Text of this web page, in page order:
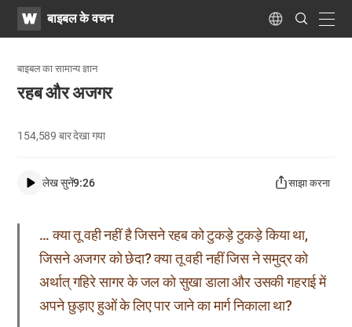
WATVबाइबल के वचन Language
Search
Submit
बाइबल का सामान्य ज्ञान
रहब और अजगर
154,589 बार देखा गया
लेख सुनें9:26 साझा करना
… क्या तू वही नहीं है जिसने रहब को टुकड़े टुकड़े किया था,
जिसने अजगर को छेदा? क्या तू वही नहीं जिस ने समुद्र को
अर्थात् गहिरे सागर के जल को सुखा डाला और उसकी गहराई में
अपने छुड़ाए हुओं के लिए पार जाने का मार्ग निकाला था?